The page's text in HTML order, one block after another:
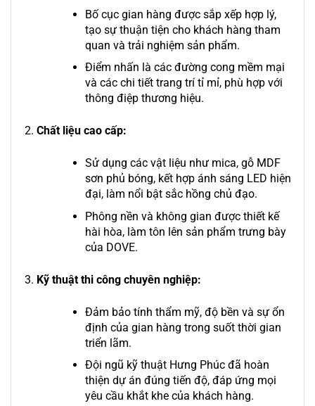
Bố cục gian hàng được sắp xếp hợp lý,
tạo sự thuận tiện cho khách hàng tham
quan và trải nghiệm sản phẩm.
Điểm nhấn là các đường cong mềm mại
và các chi tiết trang trí tỉ mỉ, phù hợp với
thông điệp thương hiệu.
Chất liệu cao cấp:
Sử dụng các vật liệu như mica, gỗ MDF
sơn phủ bóng, kết hợp ánh sáng LED hiện
đại, làm nổi bật sắc hồng chủ đạo.
Phông nền và không gian được thiết kế
hài hòa, làm tôn lên sản phẩm trưng bày
của DOVE.
Kỹ thuật thi công chuyên nghiệp:
Đảm bảo tính thẩm mỹ, độ bền và sự ổn
định của gian hàng trong suốt thời gian
triển lãm.
Đội ngũ kỹ thuật Hưng Phúc đã hoàn
thiện dự án đúng tiến độ, đáp ứng mọi
yêu cầu khắt khe của khách hàng.